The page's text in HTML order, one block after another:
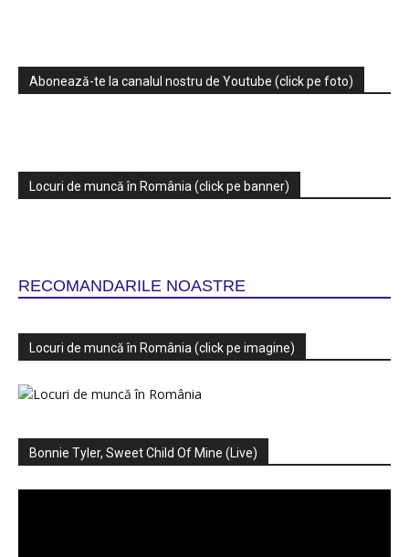
Abonează-te la canalul nostru de Youtube (click pe foto)
Locuri de muncă în România (click pe banner)
RECOMANDARILE NOASTRE
Locuri de muncă în România (click pe imagine)
Bonnie Tyler, Sweet Child Of Mine (Live)